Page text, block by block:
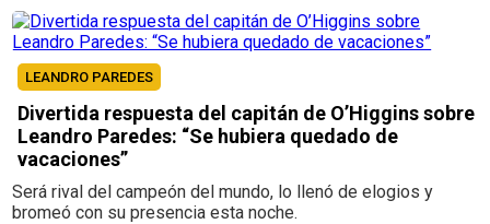
LEANDRO PAREDES
Divertida respuesta del capitán de O’Higgins sobre
Leandro Paredes: “Se hubiera quedado de
vacaciones”
Será rival del campeón del mundo, lo llenó de elogios y
bromeó con su presencia esta noche.